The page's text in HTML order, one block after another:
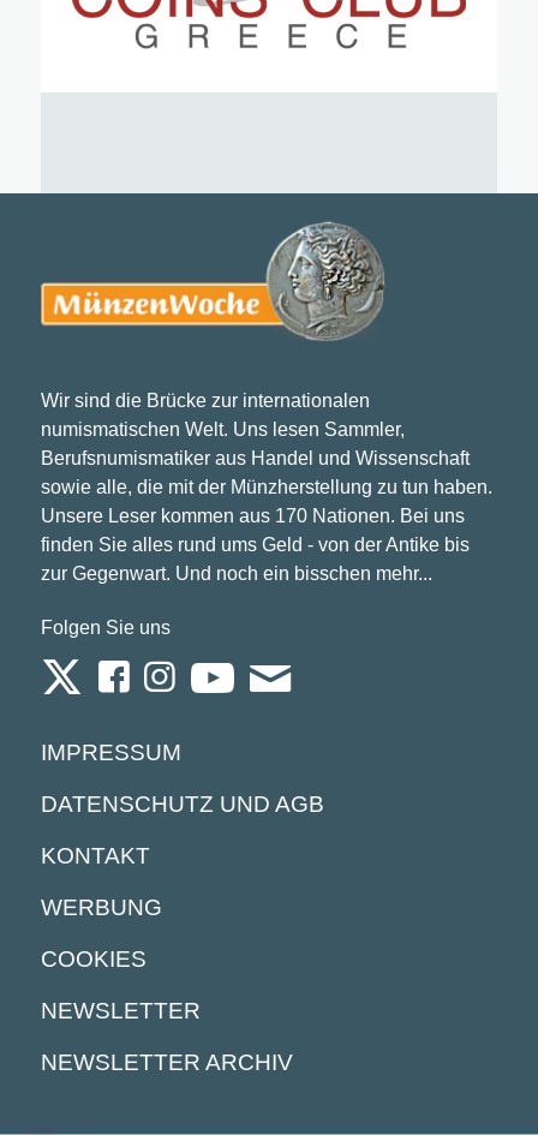
Wir sind die Brücke zur internationalen
numismatischen Welt. Uns lesen Sammler,
Berufsnumismatiker aus Handel und Wissenschaft
sowie alle, die mit der Münzherstellung zu tun haben.
Unsere Leser kommen aus 170 Nationen. Bei uns
finden Sie alles rund ums Geld - von der Antike bis
zur Gegenwart. Und noch ein bisschen mehr...
Folgen Sie uns
IMPRESSUM
DATENSCHUTZ UND AGB
KONTAKT
WERBUNG
COOKIES
NEWSLETTER
NEWSLETTER ARCHIV